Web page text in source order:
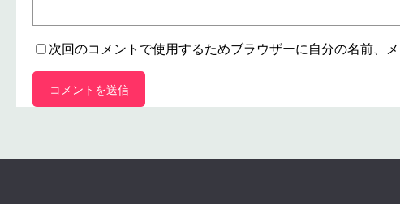
次回のコメントで使用するためブラウザーに自分の名前、